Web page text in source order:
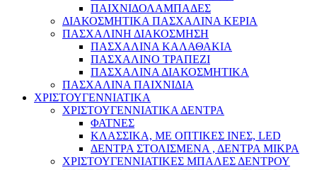
ΠΑΙΧΝΙΔΟΛΑΜΠΑΔΕΣ
ΔΙΑΚΟΣΜΗΤΙΚΑ ΠΑΣΧΑΛΙΝΑ ΚΕΡΙΑ
ΠΑΣΧΑΛΙΝΗ ΔΙΑΚΟΣΜΗΣΗ
ΠΑΣΧΑΛΙΝΑ ΚΑΛΑΘΑΚΙΑ
ΠΑΣΧΑΛΙΝΟ ΤΡΑΠΕΖΙ
ΠΑΣΧΑΛΙΝΑ ΔΙΑΚΟΣΜΗΤΙΚΑ
ΠΑΣΧΑΛΙΝΑ ΠΑΙΧΝΙΔΙΑ
ΧΡΙΣΤΟΥΓΕΝΝΙΑΤΙΚΑ
ΧΡΙΣΤΟΥΓΕΝΝΙΑΤΙΚΑ ΔΕΝΤΡΑ
ΦΑΤΝΕΣ
ΚΛΑΣΣΙΚΑ, ΜΕ ΟΠΤΙΚΕΣ ΙΝΕΣ, LED
ΔΕΝΤΡΑ ΣΤΟΛΙΣΜΕΝΑ , ΔΕΝΤΡΑ ΜΙΚΡΑ
ΧΡΙΣΤΟΥΓΕΝΝΙΑΤΙΚΕΣ ΜΠΑΛΕΣ ΔΕΝΤΡΟΥ